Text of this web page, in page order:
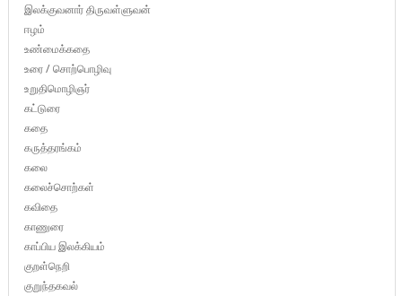
இலக்குவனார் திருவள்ளுவன்
ஈழம்
உண்மைக்கதை
உரை / சொற்பொழிவு
உறுதிமொழிஞர்
கட்டுரை
கதை
கருத்தரங்கம்
கலை
கலைச்சொற்கள்
கவிதை
காணுரை
காப்பிய இலக்கியம்
குறள்நெறி
குறுந்தகவல்